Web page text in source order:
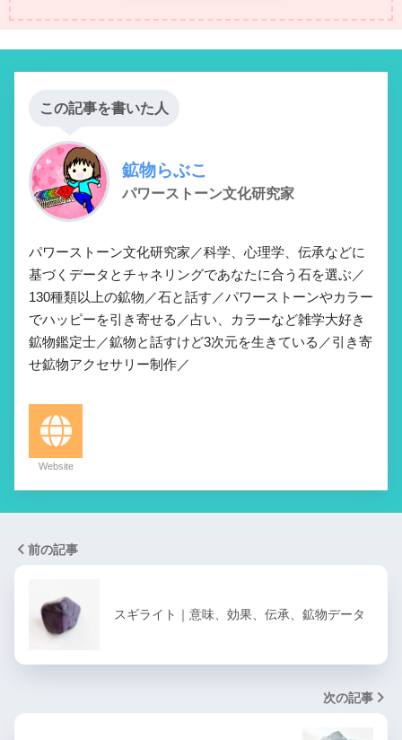
この記事を書いた人
鉱物らぶこ
パワーストーン文化研究家
パワーストーン文化研究家／科学、心理学、伝承などに
基づくデータとチャネリングであなたに合う石を選ぶ／
130種類以上の鉱物／石と話す／パワーストーンやカラー
でハッピーを引き寄せる／占い、カラーなど雑学大好き
鉱物鑑定士／鉱物と話すけど3次元を生きている／引き寄
せ鉱物アクセサリー制作／
Website
前の記事
スギライト｜意味、効果、伝承、鉱物データ
次の記事